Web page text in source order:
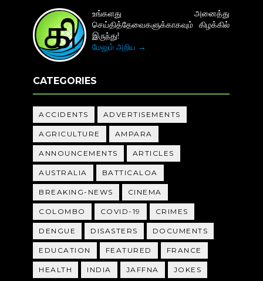
உங்களது அனைத்து
செய்தித்தேவைகளுக்காகவும் கிழக்கில்
இருந்து!
மேலும் அறிய →
CATEGORIES
ACCIDENTS ADVERTISEMENTS
AGRICULTURE AMPARA
ANNOUNCEMENTS ARTICLES
AUSTRALIA BATTICALOA
BREAKING-NEWS CINEMA
COLOMBO COVID-19 CRIMES
DENGUE DISASTERS DOCUMENTS
EDUCATION FEATURED FRANCE
HEALTH INDIA JAFFNA JOKES